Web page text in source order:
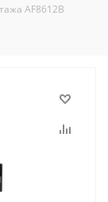
AF8612B